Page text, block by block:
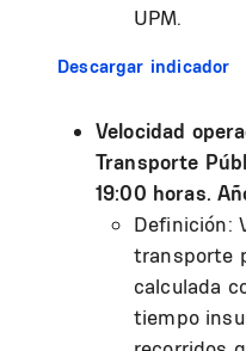
UPM.
Descargar indicador
Velocidad
Transporte
19:00 horas.
Definición:
transporte
calculada
tiempo